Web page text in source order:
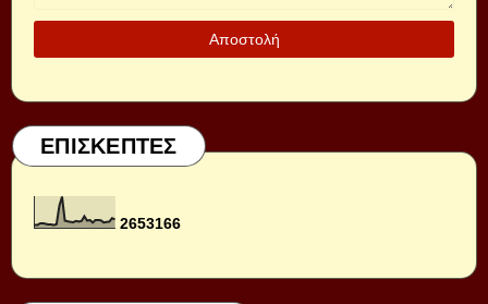
ΕΠΙΣΚΕΠΤΕΣ
2653166